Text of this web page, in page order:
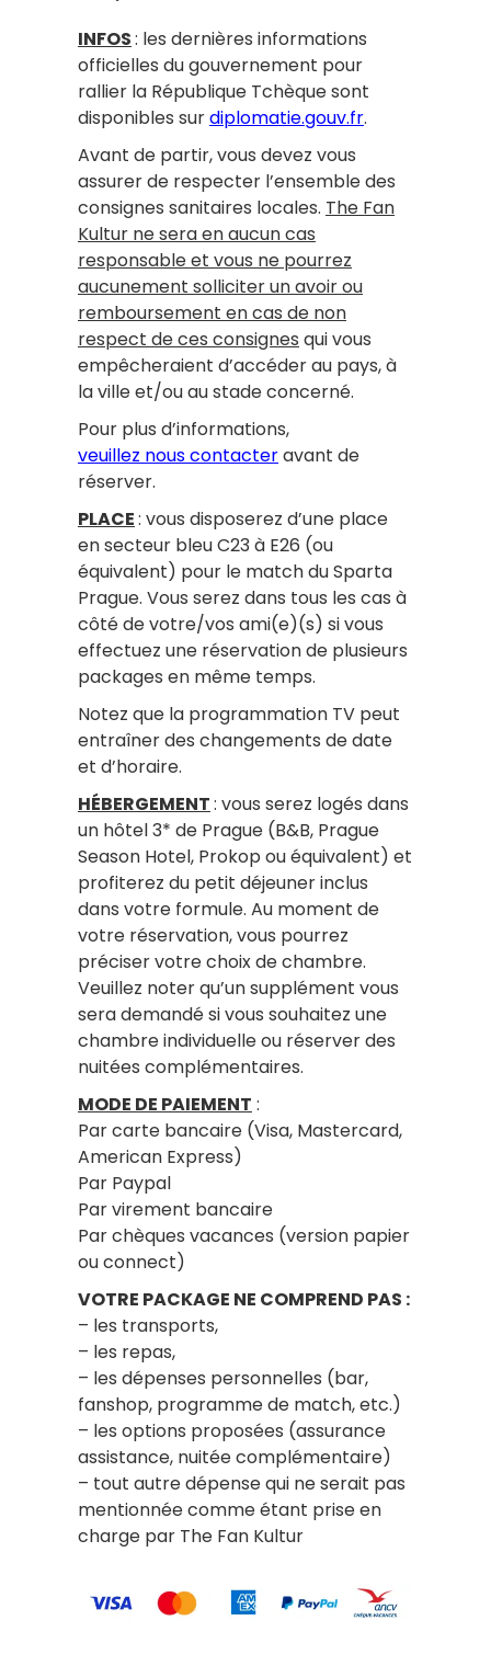
INFOS: les dernières informations
officielles du gouvernement pour
rallier la République Tchèque sont
disponibles surdiplomatie.gouv.fr.
Avant de partir, vous devez vous
assurer de respecter l’ensemble des
consignes sanitaires locales. The Fan
Kultur ne sera en aucun cas
responsable et vous ne pourrez
aucunement solliciter un avoir ou
remboursement en cas de non
respect de ces consignes qui vous
empêcheraient d’accéder au pays, à
la ville et/ou au stade concerné.
Pour plus d’informations,
veuillez nous contacteravant de
réserver.
PLACE: vous disposerez d’une place
en secteur bleu C23 à E26 (ou
équivalent) pour le match du Sparta
Prague. Vous serez dans tous les cas à
côté de votre/vos ami(e)(s) si vous
effectuez une réservation de plusieurs
packages en même temps.
Notez que la programmation TV peut
entraîner des changements de date
et d’horaire.
HÉBERGEMENT: vous serez logés dans
un hôtel 3* de Prague (B&B, Prague
Season Hotel, Prokop ou équivalent) et
profiterez du petit déjeuner inclus
dans votre formule. Au moment de
votre réservation, vous pourrez
préciser votre choix de chambre.
Veuillez noter qu’un supplément vous
sera demandé si vous souhaitez une
chambre individuelle ou réserver des
nuitées complémentaires.
MODE DE PAIEMENT :
Par carte bancaire (Visa, Mastercard,
American Express)
Par Paypal
Par virement bancaire
Par chèques vacances (version papier
ou connect)
VOTRE PACKAGE NE COMPREND PAS :
– les transports,
– les repas,
– les dépenses personnelles (bar,
fanshop, programme de match, etc.)
– les options proposées (assurance
assistance, nuitée complémentaire)
– tout autre dépense qui ne serait pas
mentionnée comme étant prise en
charge par The Fan Kultur